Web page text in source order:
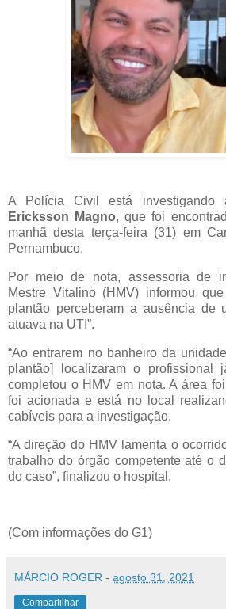
A Polícia Civil está investigando
Ericksson Magno, que foi
manhã desta terça-feira (31) em
Pernambuco.
Por meio de nota, assessoria de
Mestre Vitalino (HMV) informou
plantão perceberam a ausência de
atuava na UTI”.
“Ao entrarem no banheiro da
plantão] localizaram o profissional
completou o HMV em nota. A área
foi acionada e está no local
cabíveis para a investigação.
“A direção do HMV lamenta o
trabalho do órgão competente até o
do caso”, finalizou o hospital.
(Com informações do G1)
MÁRCIO ROGER - agosto 31, 2021
Compartilhar